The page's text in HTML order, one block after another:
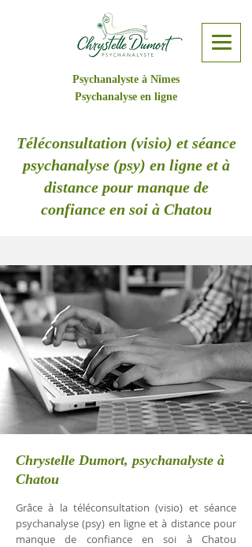
Psychanalyste à Nîmes
Psychanalyse en ligne
Téléconsultation (visio) et séance
psychanalyse (psy) en ligne et à
distance pour manque de
confiance en soi à Chatou
Chrystelle Dumort, psychanalyste à
Chatou
Grâce à la téléconsultation (visio) et séance
psychanalyse (psy) en ligne et à distance pour
manque de confiance en soi à Chatou